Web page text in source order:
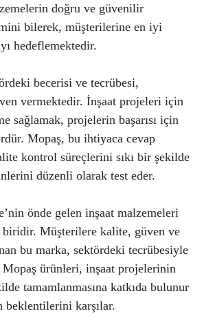
doğru ve güvenilir
bilerek, müşterilerine en iyi
hedeflemektedir.
becerisi ve tecrübesi,
vermektedir. İnşaat projeleri için
sağlamak, projelerin başarısı için
Mopaş, bu ihtiyaca cevap
kontrol süreçlerini sıkı bir şekilde
düzenli olarak test eder.
önde gelen inşaat malzemeleri
biridir. Müşterilere kalite, güven ve
bu marka, sektördeki tecrübesiyle
Mopaş ürünleri, inşaat projelerinin
tamamlanmasına katkıda bulunur
beklentilerini karşılar.